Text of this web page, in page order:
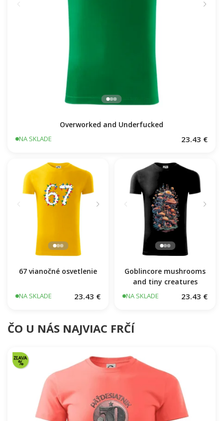
Overworked and Underfucked
NA SKLADE 23.43 €
67 vianočné osvetlenie
NA SKLADE 23.43 €
Goblincore mushrooms
and tiny creatures
NA SKLADE 23.43 €
ČO U NÁS NAJVIAC FRČÍ